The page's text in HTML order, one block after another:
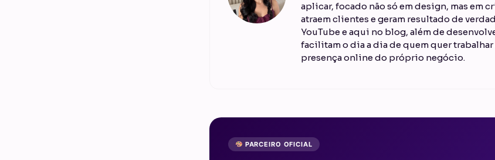
aplicar, focado não só em design, mas em
atraem clientes e geram resultado de
YouTube e aqui no blog, além de
facilitam o dia a dia de quem quer
presença online do próprio negócio.
PARCEIRO OFICIAL